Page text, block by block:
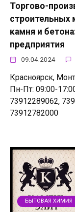
Торгово-
строительных
камня и
предприятия
09.04.2024
Красноярск,
Пн-Пт: 09:00-
73912289062,
73912782000
БЫТОВАЯ ХИМИЯ